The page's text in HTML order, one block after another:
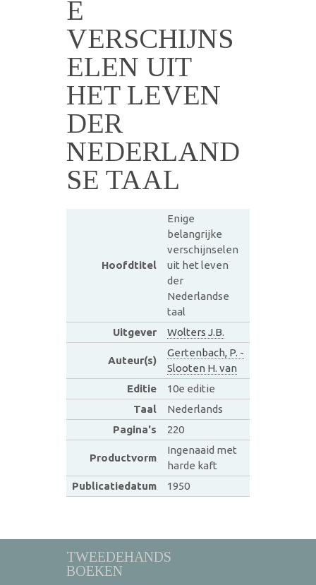
E
VERSCHIJNS
ELEN UIT
HET LEVEN
DER
NEDERLAND
SE TAAL
Hoofdtitel
Enige
belangrijke
verschijnselen
uit het leven
der
Nederlandse
taal
Uitgever
Wolters J.B.
Auteur(s)
Gertenbach, P. -
Slooten H. van
Editie
10e editie
Taal
Nederlands
Pagina's
220
Productvorm
Ingenaaid met
harde kaft
Publicatiedatum
1950
TWEEDEHANDS
BOEKEN